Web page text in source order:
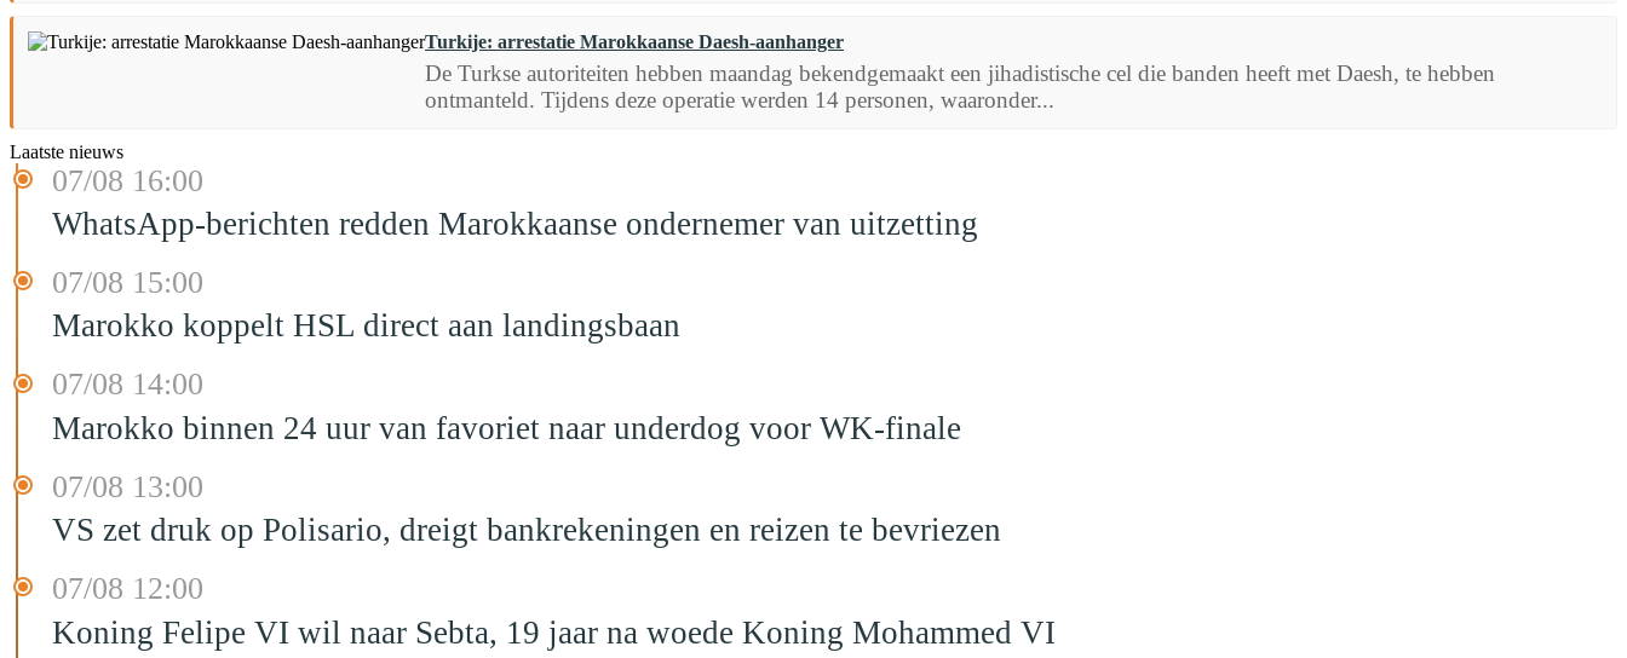
Turkije: arrestatie Marokkaanse Daesh-aanhanger
De Turkse autoriteiten hebben maandag bekendgemaakt een jihadistische cel die banden heeft met Daesh, te hebben
ontmanteld. Tijdens deze operatie werden 14 personen, waaronder...
Laatste nieuws
07/08 16:00
WhatsApp-berichten redden Marokkaanse ondernemer van uitzetting
07/08 15:00
Marokko koppelt HSL direct aan landingsbaan
07/08 14:00
Marokko binnen 24 uur van favoriet naar underdog voor WK-finale
07/08 13:00
VS zet druk op Polisario, dreigt bankrekeningen en reizen te bevriezen
07/08 12:00
Koning Felipe VI wil naar Sebta, 19 jaar na woede Koning Mohammed VI